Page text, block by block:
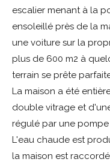
escalier menant à la
ensoleillé près de la
une voiture sur la
plus de 600 m2 à
terrain se prête
La maison a été
double vitrage et
régulé par une
L'eau chaude est
la maison est